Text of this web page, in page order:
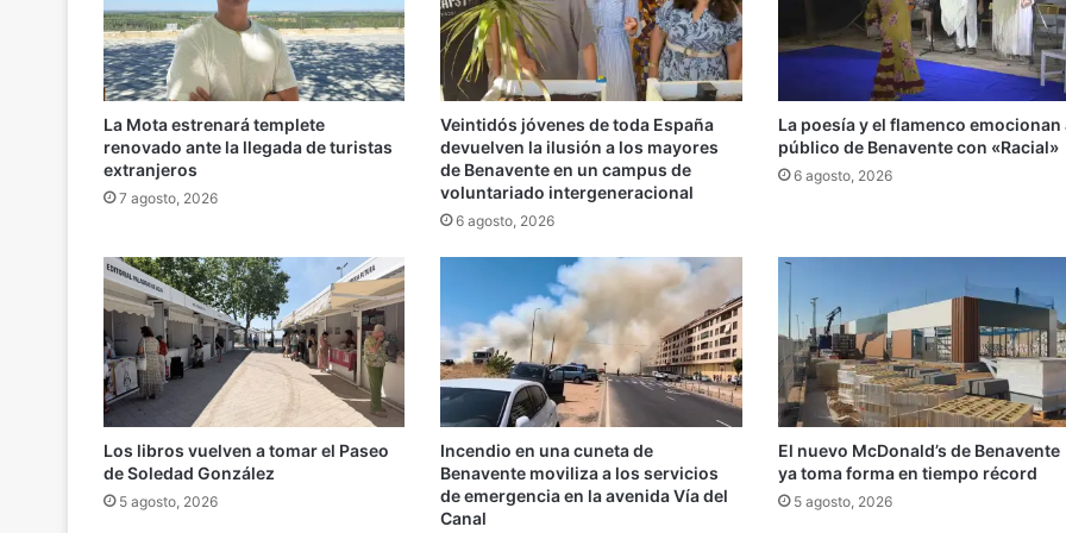
La Mota estrenará templete
renovado ante la llegada de turistas
extranjeros
7 agosto, 2026
Veintidós jóvenes de toda España
devuelven la ilusión a los mayores
de Benavente en un campus de
voluntariado intergeneracional
6 agosto, 2026
La poesía y el flamenco emocionan
público de Benavente con «Racial»
6 agosto, 2026
Los libros vuelven a tomar el Paseo
de Soledad González
5 agosto, 2026
Incendio en una cuneta de
Benavente moviliza a los servicios
de emergencia en la avenida Vía del
Canal
El nuevo McDonald’s de Benavente
ya toma forma en tiempo récord
5 agosto, 2026